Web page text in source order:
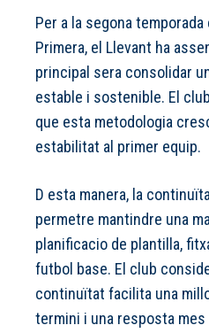
Per a la segona
Primera, el Llevant ha
principal sera consolidar
estable i sostenible. El
que esta metodologia
estabilitat al primer equip.
D esta manera, la
permetre mantindre una
planificacio de plantilla,
futbol base. El club
continuïtat facilita una
termini i una resposta